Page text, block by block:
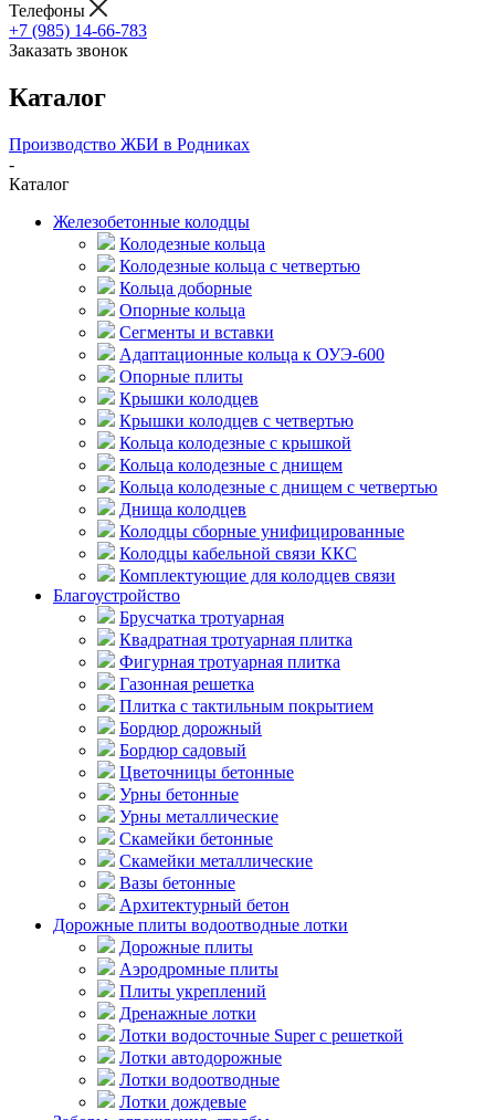
Телефоны
+7 (985) 14-66-783
Заказать звонок
Каталог
Производство ЖБИ в Родниках
-
Каталог
Железобетонные колодцы
Колодезные кольца
Колодезные кольца с четвертью
Кольца доборные
Опорные кольца
Сегменты и вставки
Адаптационные кольца к ОУЭ-600
Опорные плиты
Крышки колодцев
Крышки колодцев с четвертью
Кольца колодезные с крышкой
Кольца колодезные с днищем
Кольца колодезные с днищем с четвертью
Днища колодцев
Колодцы сборные унифицированные
Колодцы кабельной связи ККС
Комплектующие для колодцев связи
Благоустройство
Брусчатка тротуарная
Квадратная тротуарная плитка
Фигурная тротуарная плитка
Газонная решетка
Плитка с тактильным покрытием
Бордюр дорожный
Бордюр садовый
Цветочницы бетонные
Урны бетонные
Урны металлические
Скамейки бетонные
Скамейки металлические
Вазы бетонные
Архитектурный бетон
Дорожные плиты водоотводные лотки
Дорожные плиты
Аэродромные плиты
Плиты укреплений
Дренажные лотки
Лотки водосточные Super с решеткой
Лотки автодорожные
Лотки водоотводные
Лотки дождевые